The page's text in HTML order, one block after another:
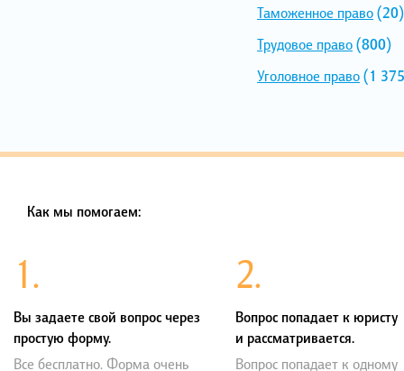
Таможенное право(20)
Трудовое право(800)
Уголовное право(1
Как мы помогаем:
1.
Вы задаете свой вопрос через
простую форму.
Все бесплатно. Форма очень
2.
Вопрос попадает к юристу
и рассматривается.
Вопрос попадает к одному